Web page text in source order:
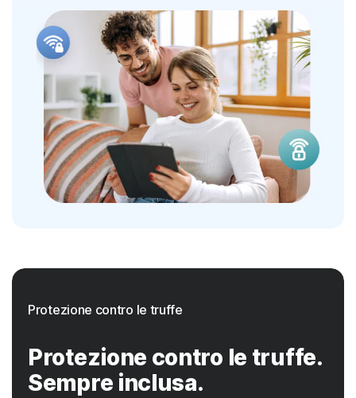
Protezione contro le truffe
Protezione contro le truffe.
Sempre inclusa.